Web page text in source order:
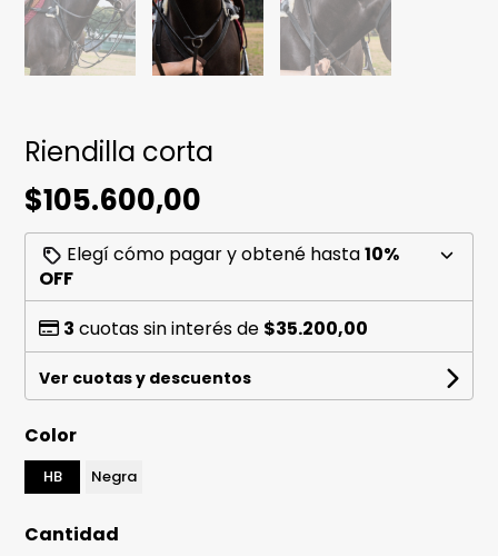
Riendilla corta
$105.600,00
Elegí cómo pagar y obtené hasta10%
OFF
3 cuotas sin interés de $35.200,00
Ver cuotas y descuentos
Color
HB Negra
Cantidad